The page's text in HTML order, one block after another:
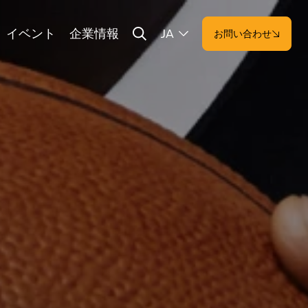
イベント 企業情報 JA お問い合わせ